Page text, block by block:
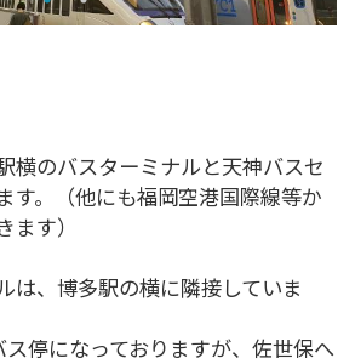
横のバスターミナルと天神バスセ
す。（他にも福岡空港国際線等か
ます）
は、博多駅の横に隣接していま
停になっておりますが、佐世保へ